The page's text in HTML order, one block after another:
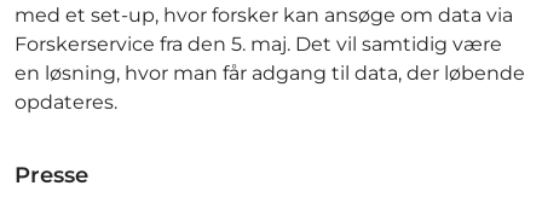
med et set-up, hvor forsker kan ansøge om data via
Forskerservice fra den 5. maj. Det vil samtidig være
en løsning, hvor man får adgang til data, der løbende
opdateres.
Presse